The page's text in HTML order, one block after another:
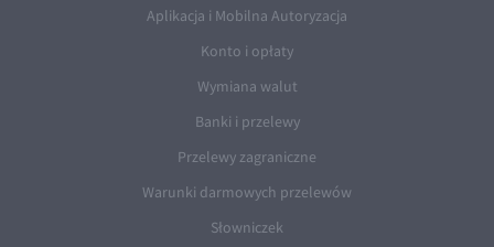
Aplikacja i Mobilna Autoryzacja
Konto i opłaty
Wymiana walut
Banki i przelewy
Przelewy zagraniczne
Warunki darmowych przelewów
Słowniczek